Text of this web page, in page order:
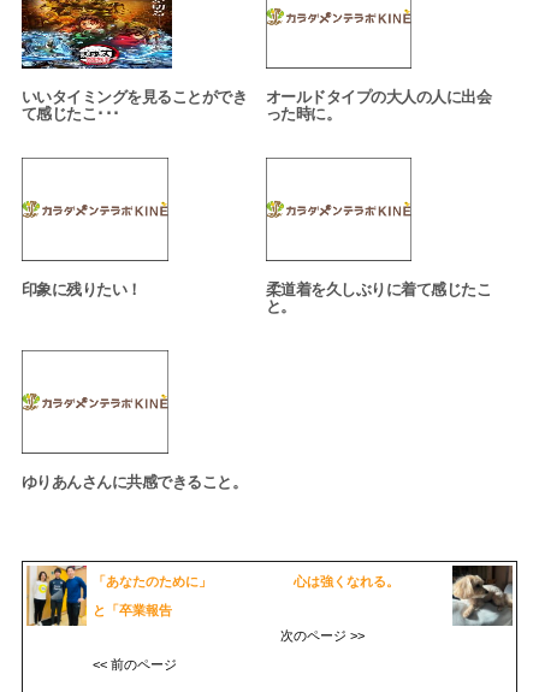
いいタイミングを見ることができ
て感じたこ･･･
オールドタイプの大人の人に出会
った時に。
印象に残りたい！
柔道着を久しぶりに着て感じたこ
と。
ゆりあんさんに共感できること。
「あなたのために」
と「卒業報告
<< 前のページ
心は強くなれる。
次のページ >>